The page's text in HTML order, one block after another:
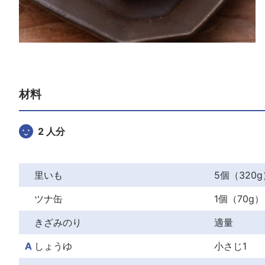
材料
2 人分
里いも
5個（320g
ツナ缶
1個（70g）
きざみのり
適量
A しょうゆ
小さじ1